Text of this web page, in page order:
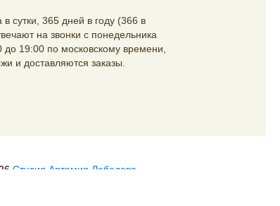
сутки, 365 дней в году (366 в
на звонки с понедельника
19:00 по московскому времени,
и доставляются заказы.
Студия Артемия Лебедева